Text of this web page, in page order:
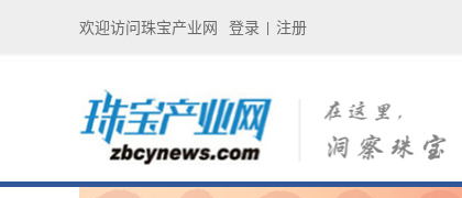
欢迎访问珠宝产业网 登录 注册